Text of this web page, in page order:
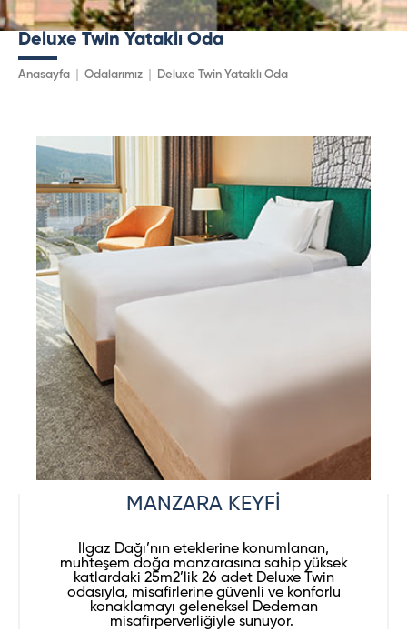
Deluxe Twin Yataklı Oda
Anasayfa Odalarımız Deluxe Twin Yataklı Oda
MANZARA KEYFİ
Ilgaz Dağı’nın eteklerine konumlanan,
muhteşem doğa manzarasına sahip yüksek
katlardaki 25m2’lik 26 adet Deluxe Twin
odasıyla, misafirlerine güvenli ve konforlu
konaklamayı geleneksel Dedeman
misafirperverliğiyle sunuyor.